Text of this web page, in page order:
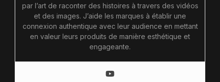
par l’art de raconter des histoires à travers des vidéos
et des images. J’aide les marques à établir une
connexion authentique avec leur audience en mettant
en valeur leurs produits de manière esthétique et
engageante.